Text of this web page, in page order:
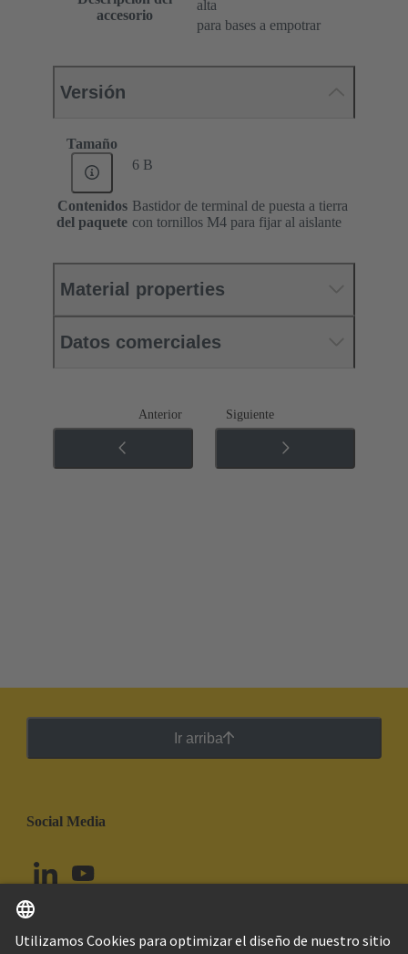
accesorio
alta
para bases a empotrar
Versión
Tamaño
6 B
Contenidos
del paquete
Bastidor de terminal de puesta a tierra
con tornillos M4 para fijar al aislante
Material properties
Datos comerciales
Anterior Siguiente
Ir arriba
Social Media